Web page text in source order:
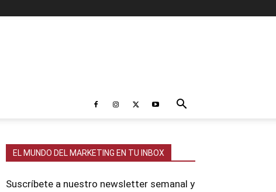
EL MUNDO DEL MARKETING EN TU INBOX
Suscríbete a nuestro newsletter semanal y